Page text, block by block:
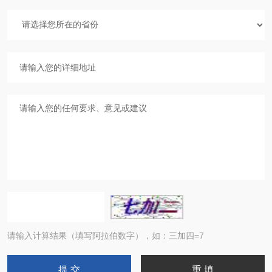
请输入计算结果（填写阿拉伯数字），如：三加四=7